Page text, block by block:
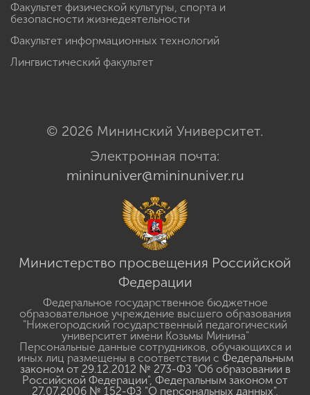
Факультет физической культуры, спорта и
безопасности жизнедеятельности
Факультет информационных технологий
Лингвистический факультет
© 2026 Мининский Университет.
Электронная почта:
mininuniver@mininuniver.ru
Министерство просвещения Российской
Федерации
Федеральное государственное бюджетное
образовательное учреждение высшего образования
"Нижегородский государственный педагогический
университет имени Козьмы Минина"
Персональные данные сотрудников, обучающихся и
иных лиц размещены в соответствии с Федеральным
законом от 29.12.2012 № 273-ФЗ "Об образовании в
Российской Федерации", Федеральным законом от
27.07.2006 № 152-ФЗ "О персональных данных",